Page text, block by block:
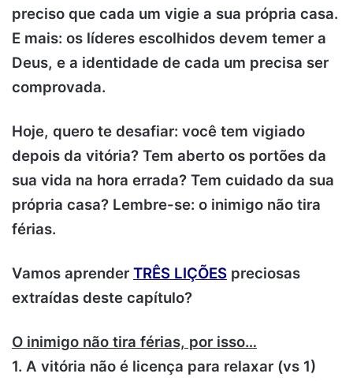
preciso que cada um vigie a sua própria casa.
E mais: os líderes escolhidos devem temer a
Deus, e a identidade de cada um precisa ser
comprovada.
Hoje, quero te desafiar: você tem vigiado
depois da vitória? Tem aberto os portões da
sua vida na hora errada? Tem cuidado da sua
própria casa? Lembre-se: o inimigo não tira
férias.
Vamos aprender TRÊS LIÇÕES preciosas
extraídas deste capítulo?
O inimigo não tira férias, por isso…
1. A vitória não é licença para relaxar (vs 1)